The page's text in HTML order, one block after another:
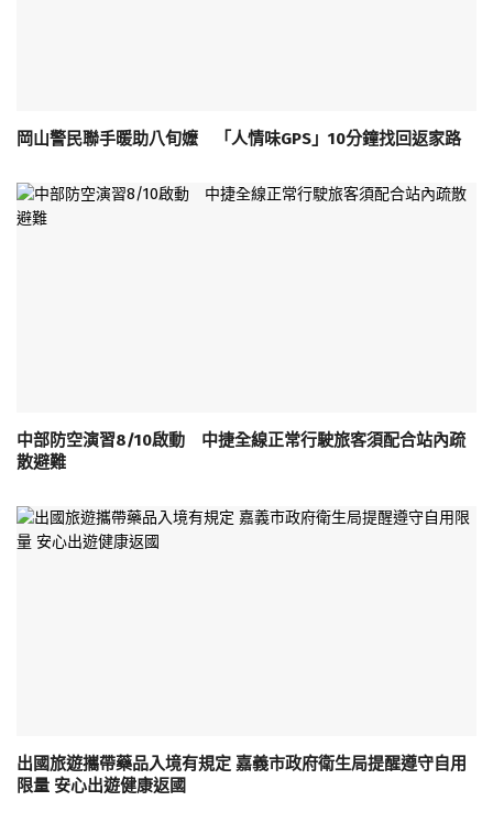
岡山警民聯手暖助八旬嬤 「人情味GPS」10分鐘找回返家路
中部防空演習8/10啟動 中捷全線正常行駛旅客須配合站內疏
散避難
出國旅遊攜帶藥品入境有規定 嘉義市政府衛生局提醒遵守自用
限量 安心出遊健康返國